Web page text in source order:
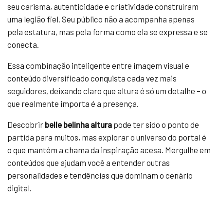
seu carisma, autenticidade e criatividade construíram
uma legião fiel. Seu público não a acompanha apenas
pela estatura, mas pela forma como ela se expressa e se
conecta.
Essa combinação inteligente entre imagem visual e
conteúdo diversificado conquista cada vez mais
seguidores, deixando claro que altura é só um detalhe – o
que realmente importa é a presença.
Descobrir belle belinha altura pode ter sido o ponto de
partida para muitos, mas explorar o universo do portal é
o que mantém a chama da inspiração acesa. Mergulhe em
conteúdos que ajudam você a entender outras
personalidades e tendências que dominam o cenário
digital.